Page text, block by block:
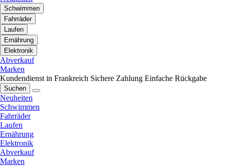
Schwimmen
Fahrräder
Laufen
Ernährung
Elektronik
Abverkauf
Marken
Kundendienst in Frankreich Sichere Zahlung Einfache Rückgabe
Suchen
Neuheiten
Schwimmen
Fahrräder
Laufen
Ernährung
Elektronik
Abverkauf
Marken